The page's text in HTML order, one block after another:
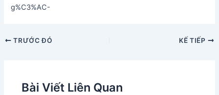
g%C3%AC-
ĐiềuTRƯỚC ĐÓ KẾ TIẾP
Bài Viết Liên Quan